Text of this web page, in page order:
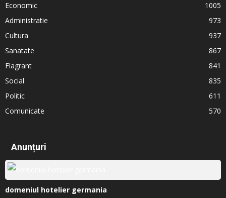
Economic
1005
Administratie
973
Cultura
937
Sanatate
867
Flagrant
841
Social
835
Politic
611
Comunicate
570
Anunțuri
domeniul hotelier germania